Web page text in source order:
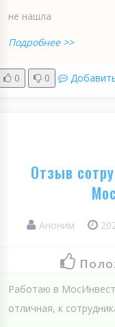
не нашла
Подробнее >>
0 0
Отзыв
Аноним
Работаю в
отличная, к